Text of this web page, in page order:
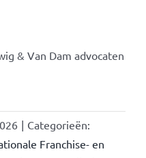
& Van Dam advocaten
| Categorieën:
Franchise- en